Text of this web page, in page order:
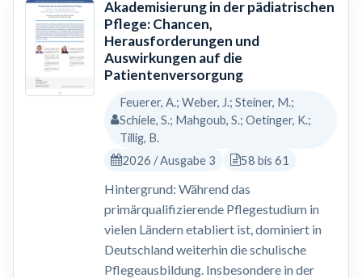
Akademisierung in der pädiatrischen
Pflege: Chancen,
Herausforderungen und
Auswirkungen auf die
Patientenversorgung
Feuerer, A.; Weber, J.; Steiner, M.;
Schiele, S.; Mahgoub, S.; Oetinger, K.;
Tillig, B.
2026 / Ausgabe 3
58 bis 61
Hintergrund: Während das
primärqualifizierende Pflegestudium in
vielen Ländern etabliert ist, dominiert in
Deutschland weiterhin die schulische
Pflegeausbildung. Insbesondere in der